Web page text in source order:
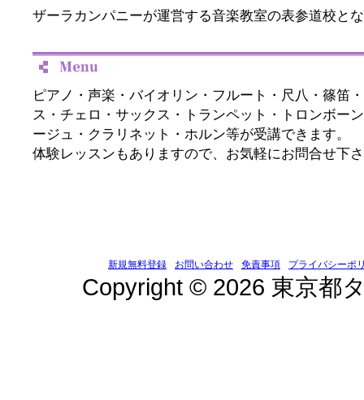
ザーラカンパニーが運営する音楽教室の表参道校と
ピアノ・声楽・バイオリン・フルート・尺八・篠笛
ス・チェロ・サックス・トランペット・トロンボー
ージュ・クラリネット・ホルン等が受講できます。
体験レッスンもありますので、お気軽にお問合せ下
新規無料登録 お問い合わせ 免責事項 プライバシーポ
Copyright © 2026 東京都